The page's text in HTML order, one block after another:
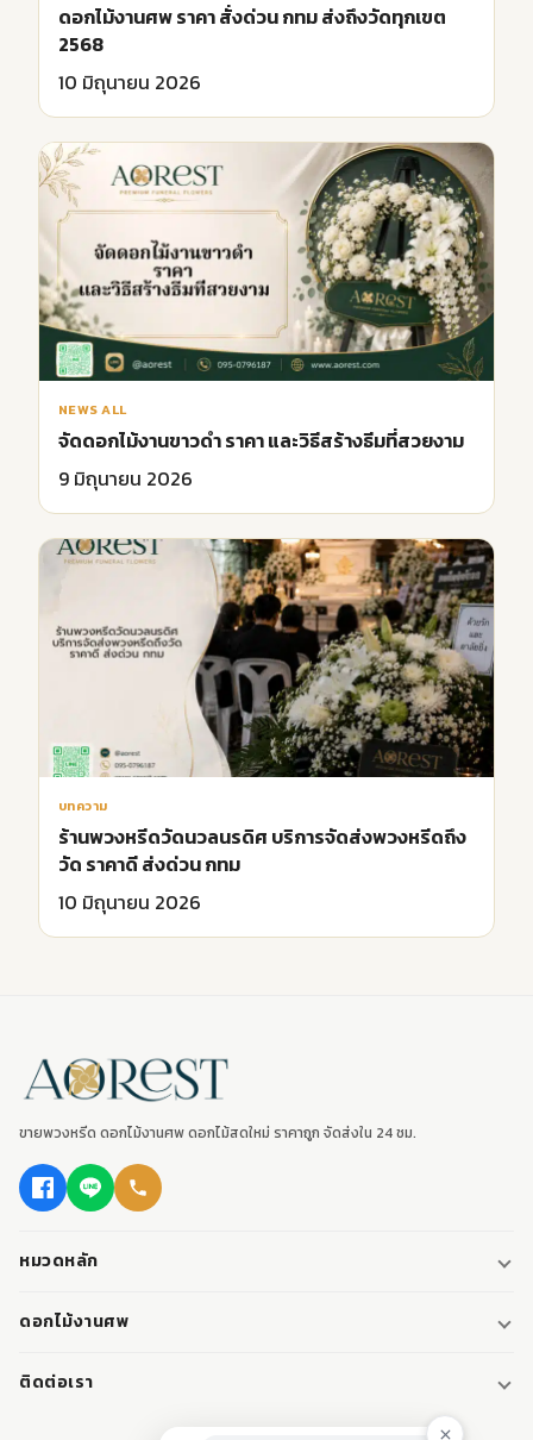
ดอกไม้งานศพ ราคา สั่งด่วน กทม ส่งถึงวัดทุกเขต
2568
10 มิถุนายน 2026
NEWS ALL
จัดดอกไม้งานขาวดำ ราคา และวิธีสร้างธีมที่สวยงาม
9 มิถุนายน 2026
บทความ
ร้านพวงหรีดวัดนวลนรดิศ บริการจัดส่งพวงหรีดถึง
วัด ราคาดี ส่งด่วน กทม
10 มิถุนายน 2026
ขายพวงหรีด ดอกไม้งานศพ ดอกไม้สดใหม่ ราคาถูก จัดส่งใน 24 ชม.
หมวดหลัก
พวงหรีดมาลา
ดอกไม้งานศพ
ติดต่อเรา